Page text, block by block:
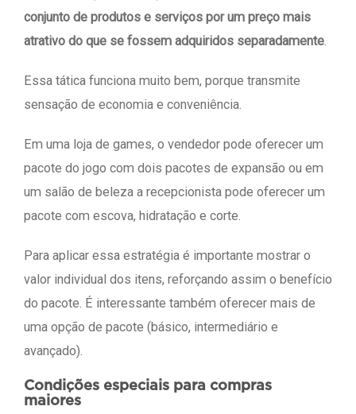
conjunto de produtos e serviços por um preço mais
atrativo do que se fossem adquiridos separadamente
Essa tática funciona muito bem, porque transmite
sensação de economia e conveniência.
Em uma loja de games, o vendedor pode oferecer um
pacote do jogo com dois pacotes de expansão ou em
um salão de beleza a recepcionista pode oferecer um
pacote com escova, hidratação e corte.
Para aplicar essa estratégia é importante mostrar o
valor individual dos itens, reforçando assim o benefício
do pacote. É interessante também oferecer mais de
uma opção de pacote (básico, intermediário e
avançado).
Condições especiais para compras
maiores